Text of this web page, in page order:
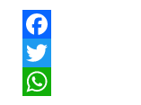
Facebook
Twitter